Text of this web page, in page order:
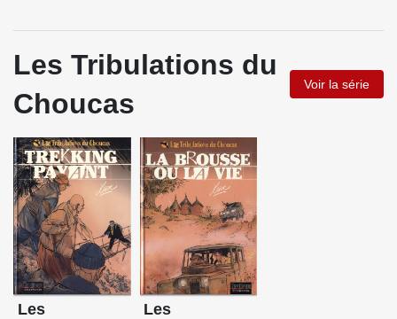
Les Tribulations du
Choucas
Voir la série
Les
Les